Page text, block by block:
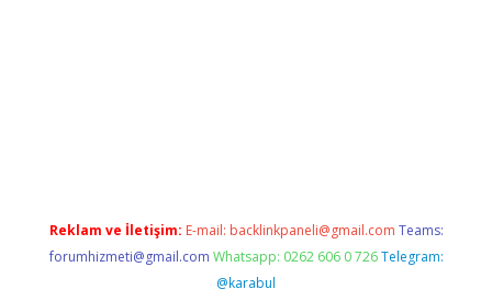
Reklam ve İletişim: E-mail: backlinkpaneli@gmail.com Teams:
forumhizmeti@gmail.com Whatsapp: 0262 606 0 726 Telegram:
@karabul